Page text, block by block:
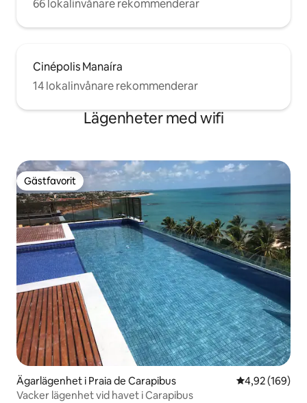
66 lokalinvånare rekommenderar
Cinépolis Manaíra
14 lokalinvånare rekommenderar
Lägenheter med wifi
Gästfavorit
Gästfavorit
Ägarlägenhet i Praia de Carapibus 4,92 av 5 i
4,92 (169)
Vacker lägenhet vid havet i Carapibus